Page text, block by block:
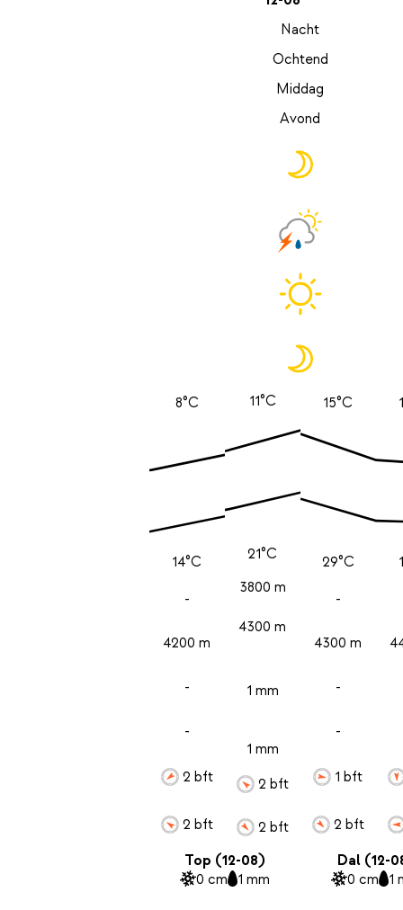
Nacht
Ochtend
Middag
Avond
8°C
14°C
-
4200 m
-
-
2 bft
2 bft
11°C
21°C
3800 m
4300 m
1 mm
1 mm
2 bft
2 bft
15°C
29°C
-
4300 m
-
-
1 bft
2 bft
Top (12-08)
0 cm 1 mm
Dal (12-
0 cm 1